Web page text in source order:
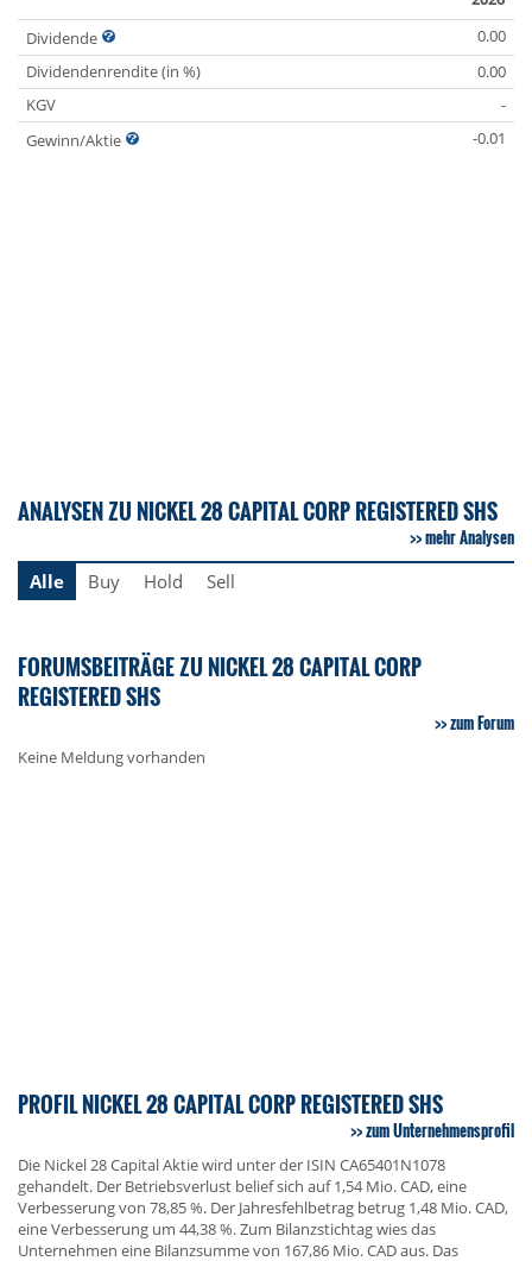
Dividende
0.00
Dividendenrendite (in %)
0.00
KGV
-
Gewinn/Aktie
-0.01
ANALYSEN ZU NICKEL 28 CAPITAL CORP REGISTERED SHS
mehr Analysen
Alle
Buy Hold Sell
FORUMSBEITRÄGE ZU NICKEL 28 CAPITAL CORP
REGISTERED SHS
zum Forum
Keine Meldung vorhanden
PROFIL NICKEL 28 CAPITAL CORP REGISTERED SHS
zum Unternehmensprofil
Die Nickel 28 Capital Aktie wird unter der ISIN CA65401N1078
gehandelt. Der Betriebsverlust belief sich auf 1,54 Mio. CAD, eine
Verbesserung von 78,85 %. Der Jahresfehlbetrag betrug 1,48 Mio. CAD,
eine Verbesserung um 44,38 %. Zum Bilanzstichtag wies das
Unternehmen eine Bilanzsumme von 167,86 Mio. CAD aus. Das